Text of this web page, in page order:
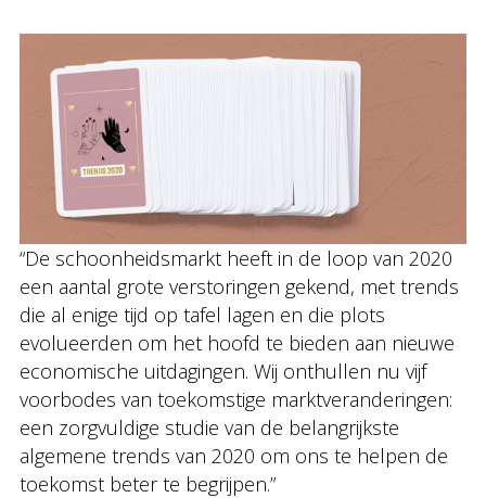
“De schoonheidsmarkt heeft in de loop van 2020
een aantal grote verstoringen gekend, met trends
die al enige tijd op tafel lagen en die plots
evolueerden om het hoofd te bieden aan nieuwe
economische uitdagingen. Wij onthullen nu vijf
voorbodes van toekomstige marktveranderingen:
een zorgvuldige studie van de belangrijkste
algemene trends van 2020 om ons te helpen de
toekomst beter te begrijpen.”